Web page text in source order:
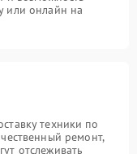
или онлайн на
техники по
ремонт,
отслеживать